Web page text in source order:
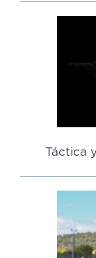
Táctica